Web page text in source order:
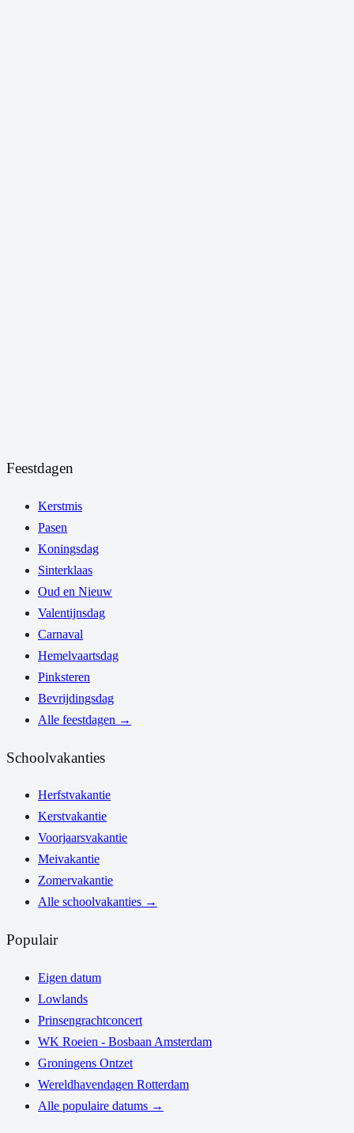
Feestdagen
Kerstmis
Pasen
Koningsdag
Sinterklaas
Oud en Nieuw
Valentijnsdag
Carnaval
Hemelvaartsdag
Pinksteren
Bevrijdingsdag
Alle feestdagen →
Schoolvakanties
Herfstvakantie
Kerstvakantie
Voorjaarsvakantie
Meivakantie
Zomervakantie
Alle schoolvakanties →
Populair
Eigen datum
Lowlands
Prinsengrachtconcert
WK Roeien - Bosbaan Amsterdam
Groningens Ontzet
Wereldhavendagen Rotterdam
Alle populaire datums →